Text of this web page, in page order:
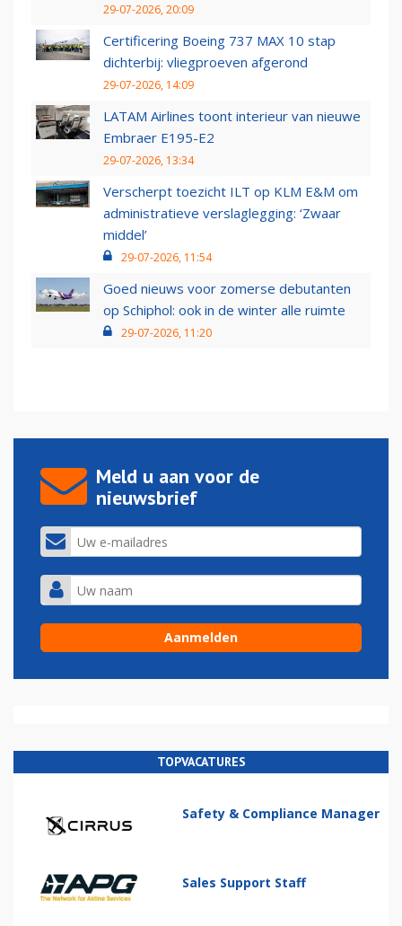
29-07-2026, 20:09
Certificering Boeing 737 MAX 10 stap
dichterbij: vliegproeven afgerond
29-07-2026, 14:09
LATAM Airlines toont interieur van nieuwe
Embraer E195-E2
29-07-2026, 13:34
Verscherpt toezicht ILT op KLM E&M om
administratieve verslaglegging: ‘Zwaar
middel’
29-07-2026, 11:54
Goed nieuws voor zomerse debutanten
op Schiphol: ook in de winter alle ruimte
29-07-2026, 11:20
Meld u aan voor de
nieuwsbrief
TOPVACATURES
Safety & Compliance Manager
Sales Support Staff